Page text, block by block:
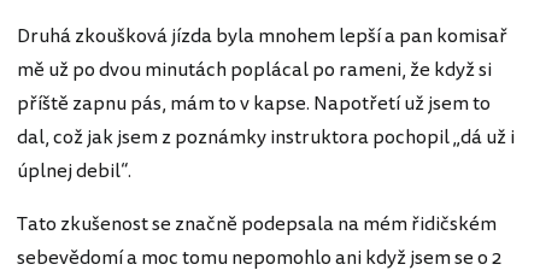
Druhá zkoušková jízda byla mnohem lepší a pan komisař
mě už po dvou minutách poplácal po rameni, že když si
příště zapnu pás, mám to v kapse. Napotřetí už jsem to
dal, což jak jsem z poznámky instruktora pochopil „dá už i
úplnej debil“.
Tato zkušenost se značně podepsala na mém řidičském
sebevědomí a moc tomu nepomohlo ani když jsem se o 2